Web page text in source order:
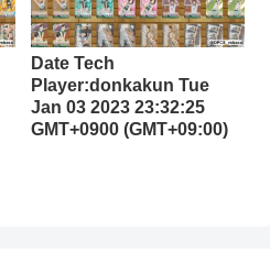
Date Tech
Player:donkakun Tue
Jan 03 2023 23:32:25
GMT+0900 (GMT+09:00)